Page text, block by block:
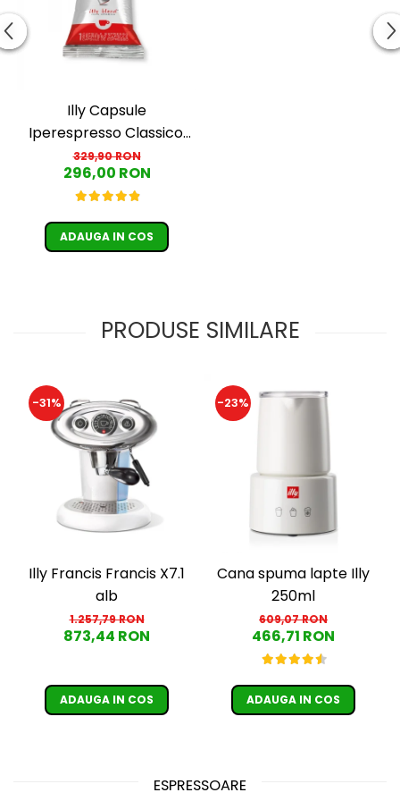
Illy Capsule
Iperespresso Classico,
ambalaj individual, 100
buc
329,90 RON
296,00 RON
ADAUGA IN COS
PRODUSE SIMILARE
-31%
Illy Francis Francis X7.1
alb
1.257,79 RON
873,44 RON
ADAUGA IN COS
-23%
Cana spuma lapte Illy
250ml
609,07 RON
466,71 RON
ADAUGA IN COS
ESPRESSOARE